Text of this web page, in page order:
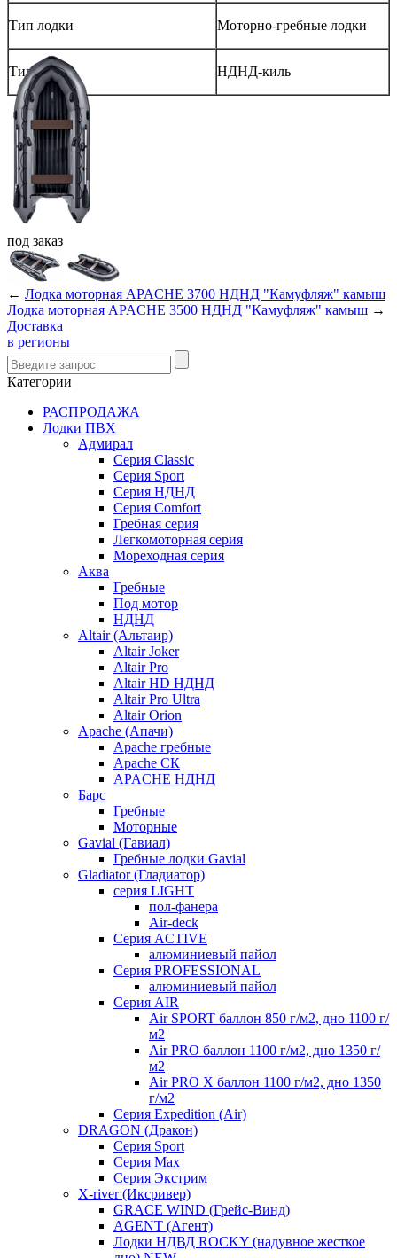
Тип лодки Моторно-гребные лодки
Тип дна НДНД-киль
под заказ
← Лодка моторная APACHE 3700 НДНД "Камуфляж" камыш
Лодка моторная APACHE 3500 НДНД "Камуфляж" камыш →
Доставка
в регионы
Категории
РАСПРОДАЖА
Лодки ПВХ
Адмирал
Серия Classic
Серия Sport
Серия НДНД
Серия Comfort
Гребная серия
Легкомоторная серия
Мореходная серия
Аква
Гребные
Под мотор
НДНД
Altair (Альтаир)
Altair Joker
Altair Pro
Altair HD НДНД
Altair Pro Ultra
Altair Orion
Apache (Апачи)
Apache гребные
Apache СК
APACHE НДНД
Барс
Гребные
Моторные
Gavial (Гавиал)
Гребные лодки Gavial
Gladiator (Гладиатор)
серия LIGHT
пол-фанера
Air-deck
Серия ACTIVE
алюминиевый пайол
Серия PROFESSIONAL
алюминиевый пайол
Серия AIR
Air SPORT баллон 850 г/м2, дно 1100 г/
м2
Air PRO баллон 1100 г/м2, дно 1350 г/
м2
Air PRO X баллон 1100 г/м2, дно 1350
г/м2
Серия Expedition (Air)
DRAGON (Дракон)
Серия Sport
Серия Max
Серия Экстрим
X-river (Иксривер)
GRACE WIND (Грейс-Винд)
AGENT (Агент)
Лодки НДВД ROCKY (надувное жесткое